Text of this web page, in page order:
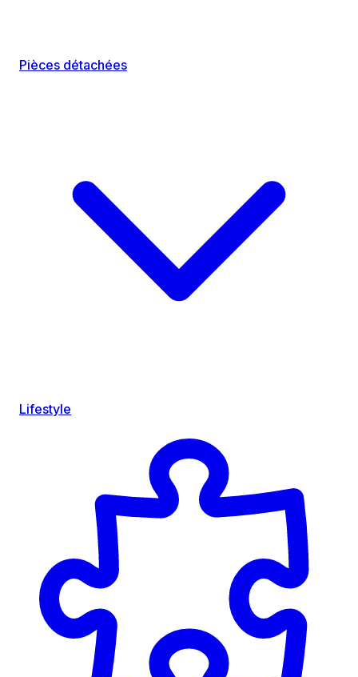
Pièces détachées
Lifestyle